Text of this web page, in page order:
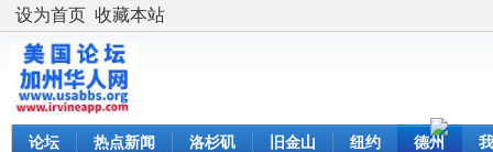
设为首页 收藏本站
论坛 热点新闻 洛杉矶 旧金山 纽约 德州